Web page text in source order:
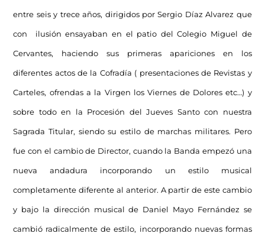
entre seis y trece años, dirigidos por Sergio Díaz Alvarez que
con ilusión ensayaban en el patio del Colegio Miguel de
Cervantes, haciendo sus primeras apariciones en los
diferentes actos de la Cofradía ( presentaciones de Revistas y
Carteles, ofrendas a la Virgen los Viernes de Dolores etc…) y
sobre todo en la Procesión del Jueves Santo con nuestra
Sagrada Titular, siendo su estilo de marchas militares. Pero
fue con el cambio de Director, cuando la Banda empezó una
nueva andadura incorporando un estilo musical
completamente diferente al anterior. A partir de este cambio
y bajo la dirección musical de Daniel Mayo Fernández se
cambió radicalmente de estilo, incorporando nuevas formas